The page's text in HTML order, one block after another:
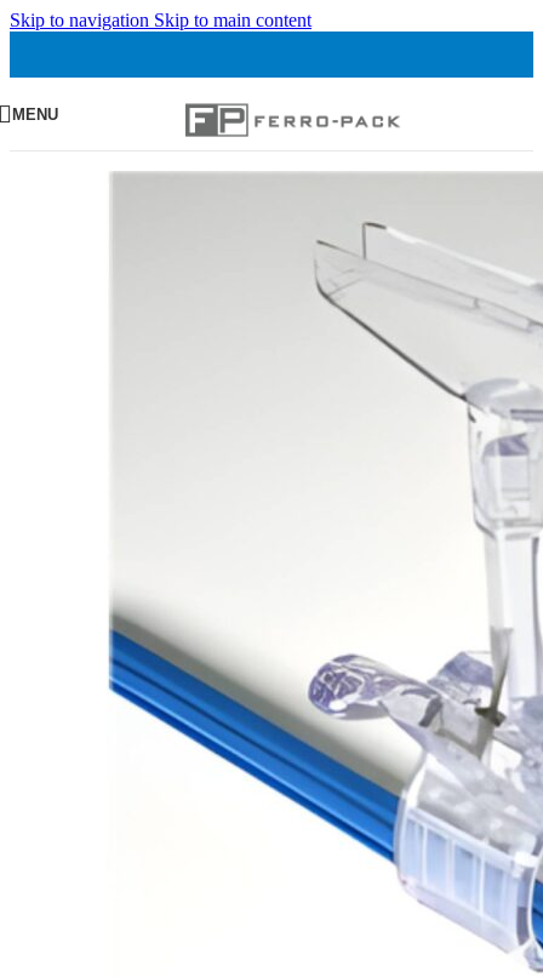
Skip to navigation Skip to main content
MENU